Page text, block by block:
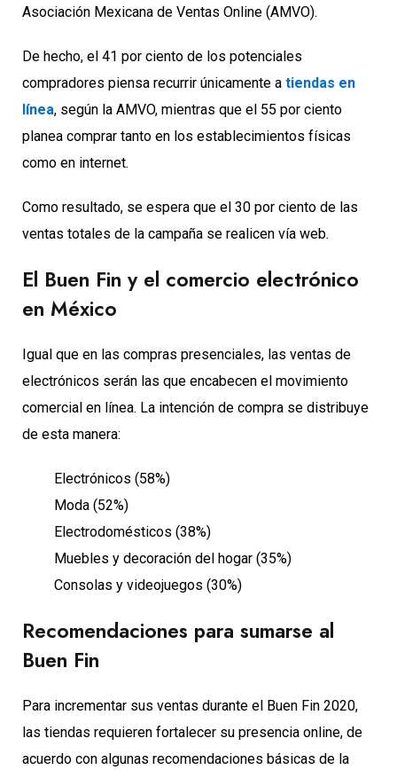
Asociación Mexicana de Ventas Online (AMVO).
De hecho, el 41 por ciento de los potenciales
compradores piensa recurrir únicamente a tiendas en
línea, según la AMVO, mientras que el 55 por ciento
planea comprar tanto en los establecimientos físicas
como en internet.
Como resultado, se espera que el 30 por ciento de las
ventas totales de la campaña se realicen vía web.
El Buen Fin y el comercio electrónico
en México
Igual que en las compras presenciales, las ventas de
electrónicos serán las que encabecen el movimiento
comercial en línea. La intención de compra se distribuye
de esta manera:
Electrónicos (58%)
Moda (52%)
Electrodomésticos (38%)
Muebles y decoración del hogar (35%)
Consolas y videojuegos (30%)
Recomendaciones para sumarse al
Buen Fin
Para incrementar sus ventas durante el Buen Fin 2020,
las tiendas requieren fortalecer su presencia online, de
acuerdo con algunas recomendaciones básicas de la